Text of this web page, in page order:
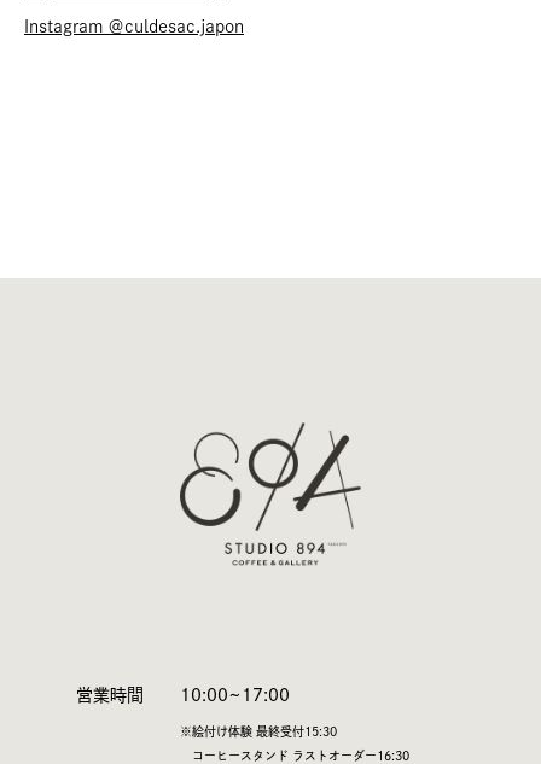
Instagram ＠culdesac.japon
営業時間 10:00~17:00
※絵付け体験 最終受付15:30
コーヒースタンド ラストオーダー16:30